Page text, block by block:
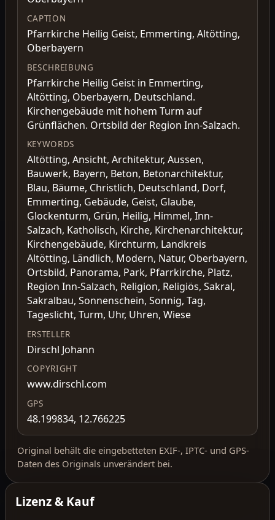
CAPTION
Pfarrkirche Heilig Geist, Emmerting, Altötting,
Oberbayern
BESCHREIBUNG
Pfarrkirche Heilig Geist in Emmerting,
Altötting, Oberbayern, Deutschland.
Kirchengebäude mit hohem Turm auf
Grünflächen. Ortsbild der Region Inn-Salzach.
KEYWORDS
Altötting, Ansicht, Architektur, Aussen,
Bauwerk, Bayern, Beton, Betonarchitektur,
Blau, Bäume, Christlich, Deutschland, Dorf,
Emmerting, Gebäude, Geist, Glaube,
Glockenturm, Grün, Heilig, Himmel, Inn-
Salzach, Katholisch, Kirche, Kirchenarchitektur,
Kirchengebäude, Kirchturm, Landkreis
Altötting, Ländlich, Modern, Natur, Oberbayern,
Ortsbild, Panorama, Park, Pfarrkirche, Platz,
Region Inn-Salzach, Religion, Religiös, Sakral,
Sakralbau, Sonnenschein, Sonnig, Tag,
Tageslicht, Turm, Uhr, Uhren, Wiese
ERSTELLER
Dirschl Johann
COPYRIGHT
www.dirschl.com
GPS
48.199834, 12.766225
Original behält die eingebetteten EXIF-, IPTC- und GPS-
Daten des Originals unverändert bei.
Lizenz & Kauf